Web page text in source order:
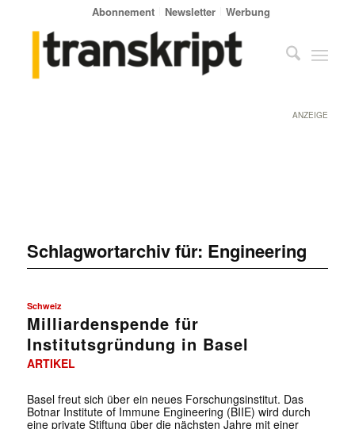
Abonnement Newsletter Werbung
ANZEIGE
Schlagwortarchiv für: Engineering
Schweiz
Milliardenspende für
Institutsgründung in Basel
ARTIKEL
Basel freut sich über ein neues Forschungsinstitut. Das
Botnar Institute of Immune Engineering (BIIE) wird durch
eine private Stiftung über die nächsten Jahre mit einer